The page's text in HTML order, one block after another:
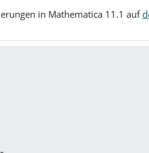
in Mathematica 11.1 auf